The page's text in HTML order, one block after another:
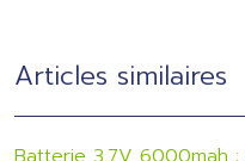
Articles similaires